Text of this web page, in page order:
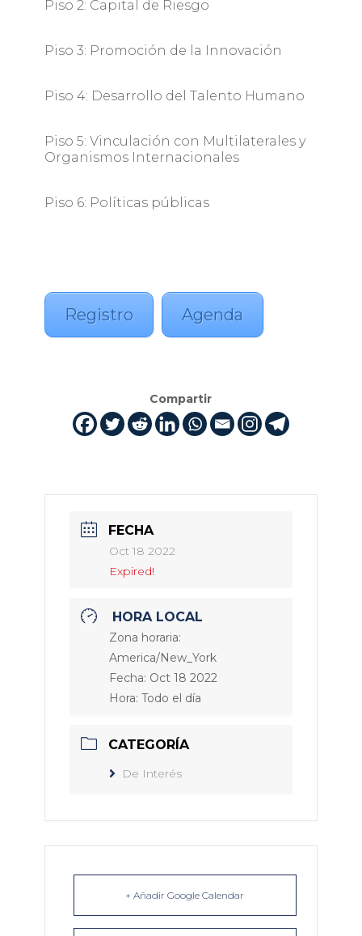
Piso 2: Capital de Riesgo
Piso 3: Promoción de la Innovación
Piso 4: Desarrollo del Talento Humano
Piso 5: Vinculación con Multilaterales y
Organismos Internacionales
Piso 6: Políticas públicas
Registro Agenda
Compartir
FECHA
Oct 18 2022
Expired!
HORA LOCAL
Zona horaria:
America/New_York
Fecha: Oct 18 2022
Hora: Todo el día
CATEGORÍA
De Interés
+ Añadir Google Calendar